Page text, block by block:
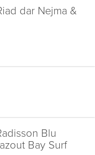
dar Nejma &
Blu
Bay Surf